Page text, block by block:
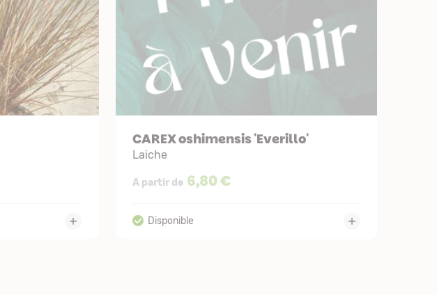
CAREX oshimensis 'Everillo'
Laiche
A partir de 6,80 €